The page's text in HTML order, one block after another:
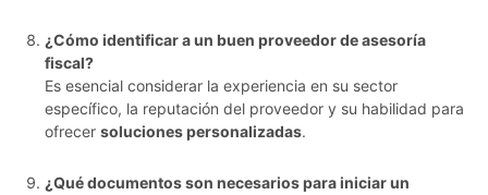
¿Cómo identificar a un buen proveedor de asesoría
fiscal?
Es esencial considerar la experiencia en su sector
específico, la reputación del proveedor y su habilidad para
ofrecer soluciones personalizadas.
¿Qué documentos son necesarios para iniciar un